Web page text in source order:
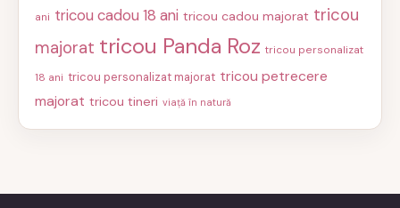
ani tricou cadou 18 ani tricou cadou majorat tricou
majorat tricou Panda Roz tricou personalizat
18 ani tricou personalizat majorat tricou petrecere
majorat tricou tineri viață în natură